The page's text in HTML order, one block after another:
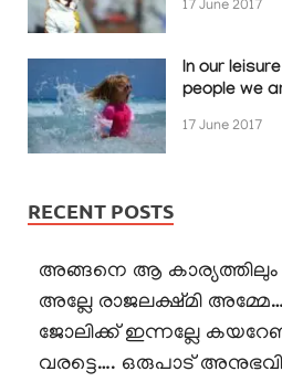
17 June 2017
In our
people we
17 June 2017
RECENT POSTS
അങ്ങനെ ആ കാര്യത്തിലും
അല്ലേ രാജലക്ഷ്മി
ജോലിക്ക് ഇന്നല്ലേ
വരട്ടെ…. ഒരുപാട്